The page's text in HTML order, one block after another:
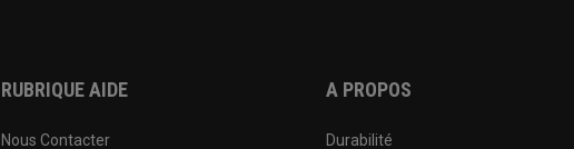
RUBRIQUE AIDE
Nous Contacter
A PROPOS
Durabilité